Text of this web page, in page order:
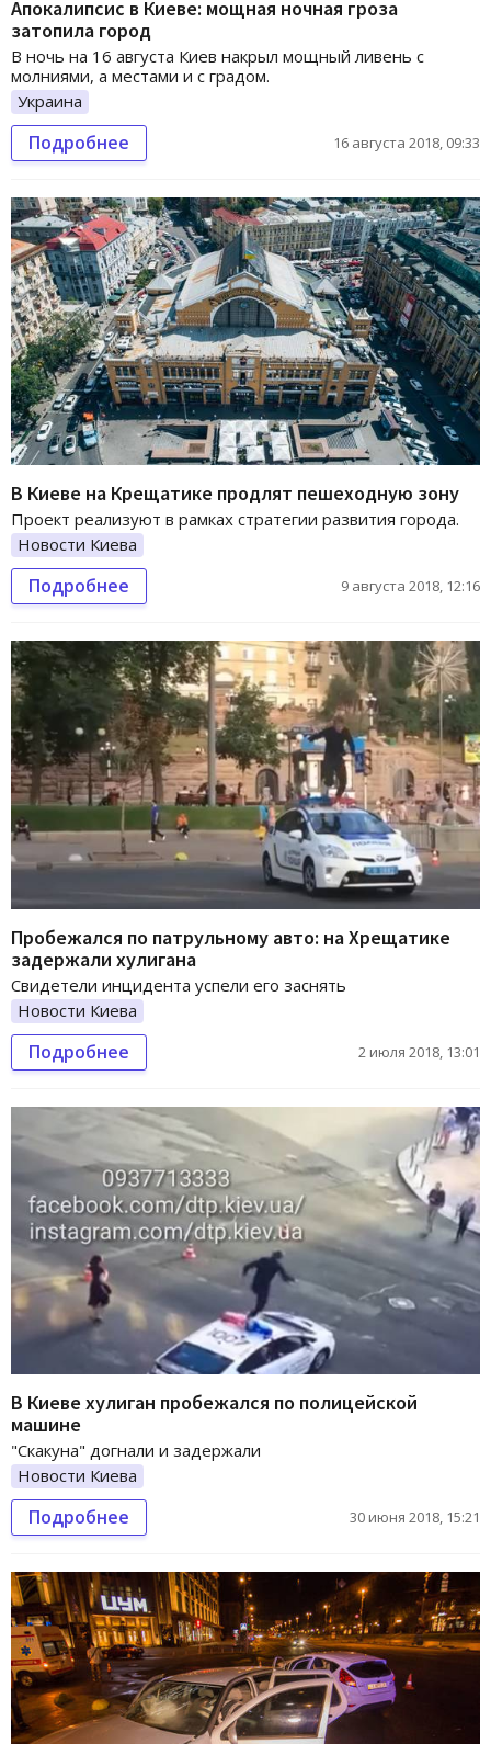
Апокалипсис в Киеве: мощная ночная гроза
затопила город
В ночь на 16 августа Киев накрыл мощный ливень с
молниями, а местами и с градом.
Украина
Подробнее 16 августа 2018, 09:33
В Киеве на Крещатике продлят пешеходную зону
Проект реализуют в рамках стратегии развития города.
Новости Киева
Подробнее 9 августа 2018, 12:16
Пробежался по патрульному авто: на Хрещатике
задержали хулигана
Свидетели инцидента успели его заснять
Новости Киева
Подробнее 2 июля 2018, 13:01
В Киеве хулиган пробежался по полицейской
машине
"Скакуна" догнали и задержали
Новости Киева
Подробнее 30 июня 2018, 15:21